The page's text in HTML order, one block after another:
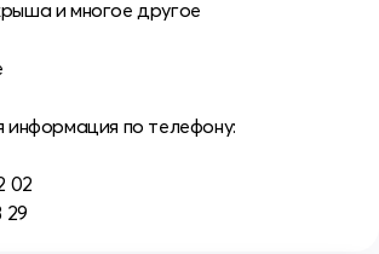
и многое другое
информация по телефону:
02
29